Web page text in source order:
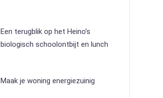
Een terugblik op het Heino’s
biologisch schoolontbijt en lunch
Maak je woning energiezuinig